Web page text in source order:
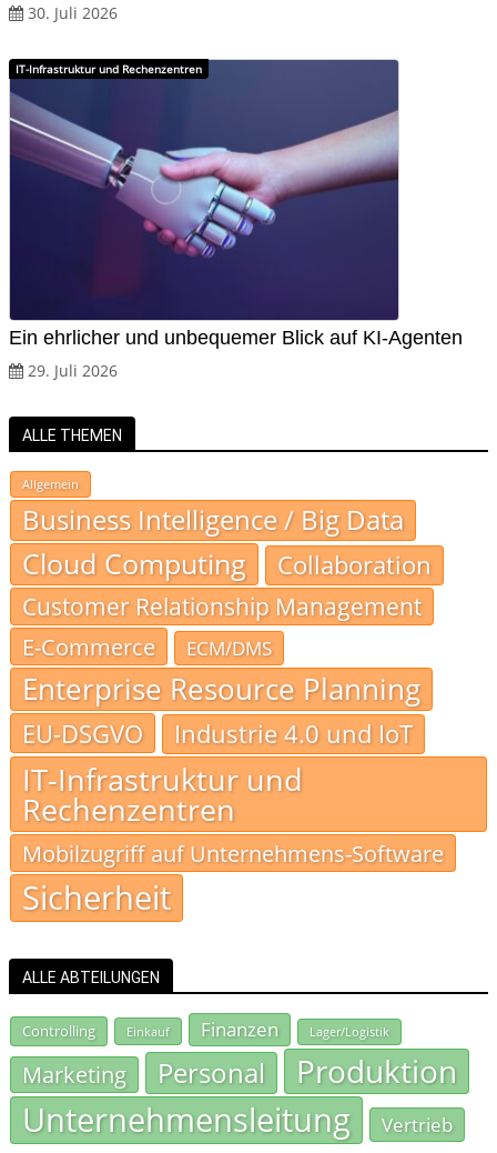
30. Juli 2026
IT-Infrastruktur und Rechenzentren
Ein ehrlicher und unbequemer Blick auf KI-Agenten
29. Juli 2026
ALLE THEMEN
Allgemein
Business Intelligence / Big Data
Cloud Computing Collaboration
Customer Relationship Management
E-Commerce
ECM/DMS
Enterprise Resource Planning
EU-DSGVO Industrie 4.0 und IoT
IT-Infrastruktur und
Rechenzentren
Mobilzugriff auf Unternehmens-Software
Sicherheit
ALLE ABTEILUNGEN
Controlling Einkauf Finanzen Lager/Logistik
Marketing Personal Produktion
Unternehmensleitung Vertrieb